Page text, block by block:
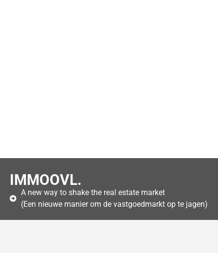
IMMOOVL.
A new way to shake the real estate market
(Een nieuwe manier om de vastgoedmarkt op te jagen)